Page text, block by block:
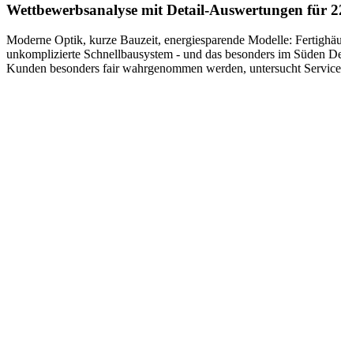
Wettbewerbsanalyse mit Detail-Auswertungen für
Moderne Optik, kurze Bauzeit, energiesparende Modelle:
unkomplizierte Schnellbausystem - und das besonders im Süden
Kunden besonders fair wahrgenommen werden, untersucht